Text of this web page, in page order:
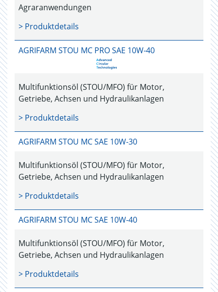
Agraranwendungen
> Produktdetails
AGRIFARM STOU MC PRO SAE 10W-40
Multifunktionsöl (STOU/MFO) für Motor,
Getriebe, Achsen und Hydraulikanlagen
> Produktdetails
AGRIFARM STOU MC SAE 10W-30
Multifunktionsöl (STOU/MFO) für Motor,
Getriebe, Achsen und Hydraulikanlagen
> Produktdetails
AGRIFARM STOU MC SAE 10W-40
Multifunktionsöl (STOU/MFO) für Motor,
Getriebe, Achsen und Hydraulikanlagen
> Produktdetails